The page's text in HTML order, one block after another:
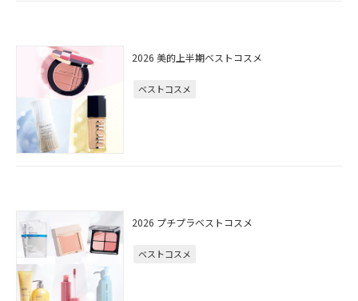
2026 美的上半期ベストコスメ
ベストコスメ
2026 プチプラベストコスメ
ベストコスメ